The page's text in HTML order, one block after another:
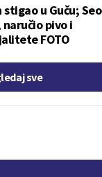
u Guču; Seo
pivo i
FOTO
sve